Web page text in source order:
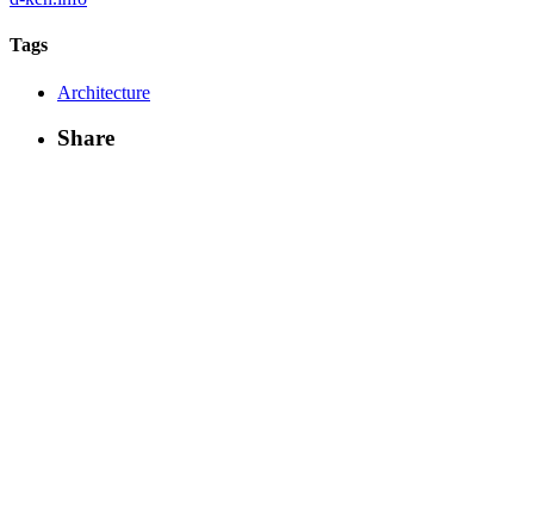
Tags
Architecture
Share